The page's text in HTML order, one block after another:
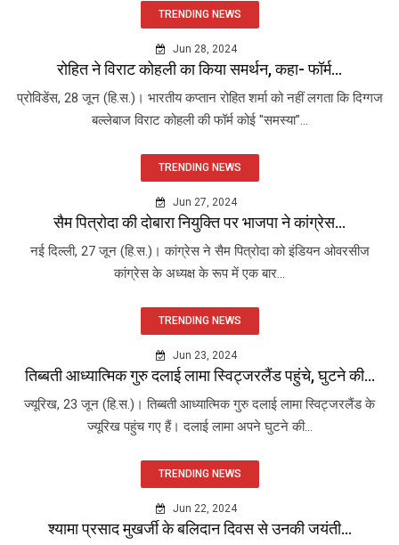
TRENDING NEWS
Jun 28, 2024
रोहित ने विराट कोहली का किया समर्थन, कहा- फॉर्म...
प्रोविडेंस, 28 जून (हि.स.)। भारतीय कप्तान रोहित शर्मा को नहीं लगता कि दिग्गज
बल्लेबाज विराट कोहली की फॉर्म कोई "समस्या"...
TRENDING NEWS
Jun 27, 2024
सैम पित्रोदा की दोबारा नियुक्ति पर भाजपा ने कांग्रेस...
नई दिल्ली, 27 जून (हि.स.)। कांग्रेस ने सैम पित्रोदा को इंडियन ओवरसीज
कांग्रेस के अध्यक्ष के रूप में एक बार...
TRENDING NEWS
Jun 23, 2024
तिब्बती आध्यात्मिक गुरु दलाई लामा स्विट्जरलैंड पहुंचे, घुटने की...
ज्यूरिख, 23 जून (हि.स.)। तिब्बती आध्यात्मिक गुरु दलाई लामा स्विट्जरलैंड के
ज्यूरिख पहुंच गए हैं। दलाई लामा अपने घुटने की...
TRENDING NEWS
Jun 22, 2024
श्यामा प्रसाद मुखर्जी के बलिदान दिवस से उनकी जयंती...